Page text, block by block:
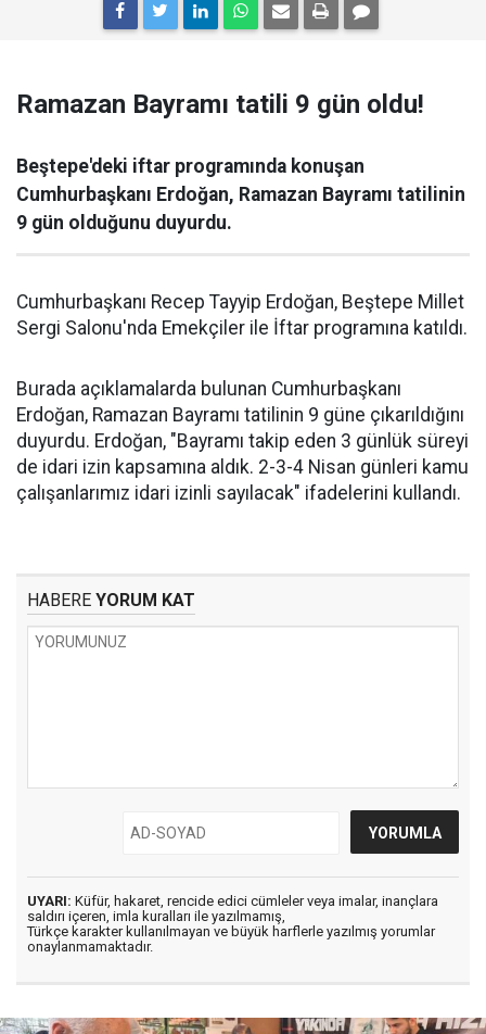
Ramazan Bayramı tatili 9 gün oldu!
Beştepe'deki iftar programında konuşan
Cumhurbaşkanı Erdoğan, Ramazan Bayramı tatilinin
9 gün olduğunu duyurdu.
Cumhurbaşkanı Recep Tayyip Erdoğan, Beştepe Millet
Sergi Salonu'nda Emekçiler ile İftar programına katıldı.
Burada açıklamalarda bulunan Cumhurbaşkanı
Erdoğan, Ramazan Bayramı tatilinin 9 güne çıkarıldığını
duyurdu. Erdoğan, "Bayramı takip eden 3 günlük süreyi
de idari izin kapsamına aldık. 2-3-4 Nisan günleri kamu
çalışanlarımız idari izinli sayılacak" ifadelerini kullandı.
HABERE YORUM KAT
UYARI: Küfür, hakaret, rencide edici cümleler veya imalar, inançlara
saldırı içeren, imla kuralları ile yazılmamış,
Türkçe karakter kullanılmayan ve büyük harflerle yazılmış yorumlar
onaylanmamaktadır.